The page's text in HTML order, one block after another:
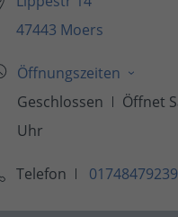
47443 Moers
Telefon 01748479239